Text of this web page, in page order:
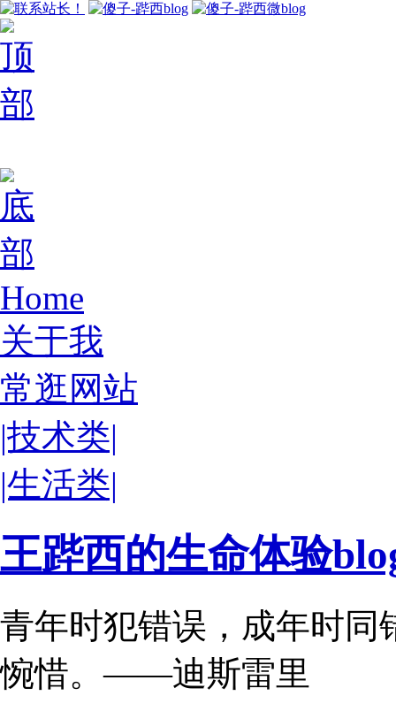
Home
关于我
常逛网站
|技术类|
|生活类|
王跸西的生命体验
青年时犯错误，成年时同
惋惜。——迪斯雷里